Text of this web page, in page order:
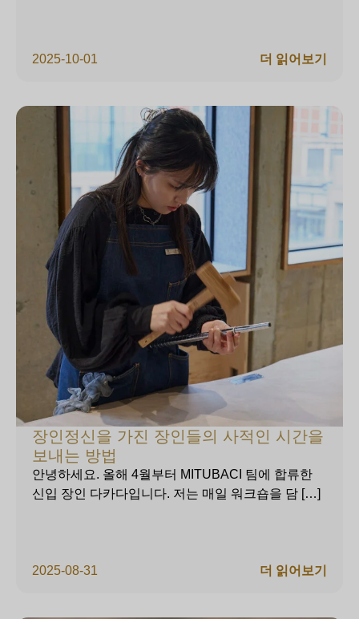
2025-10-01 더 읽어보기
장인정신을 가진 장인들의 사적인 시간을
보내는 방법
2025-08-31
안녕하세요. 올해 4월부터 MITUBACI 팀에 합류한
신입 장인 다카다입니다. 저는 매일 워크숍을 담 […]
더 읽어보기